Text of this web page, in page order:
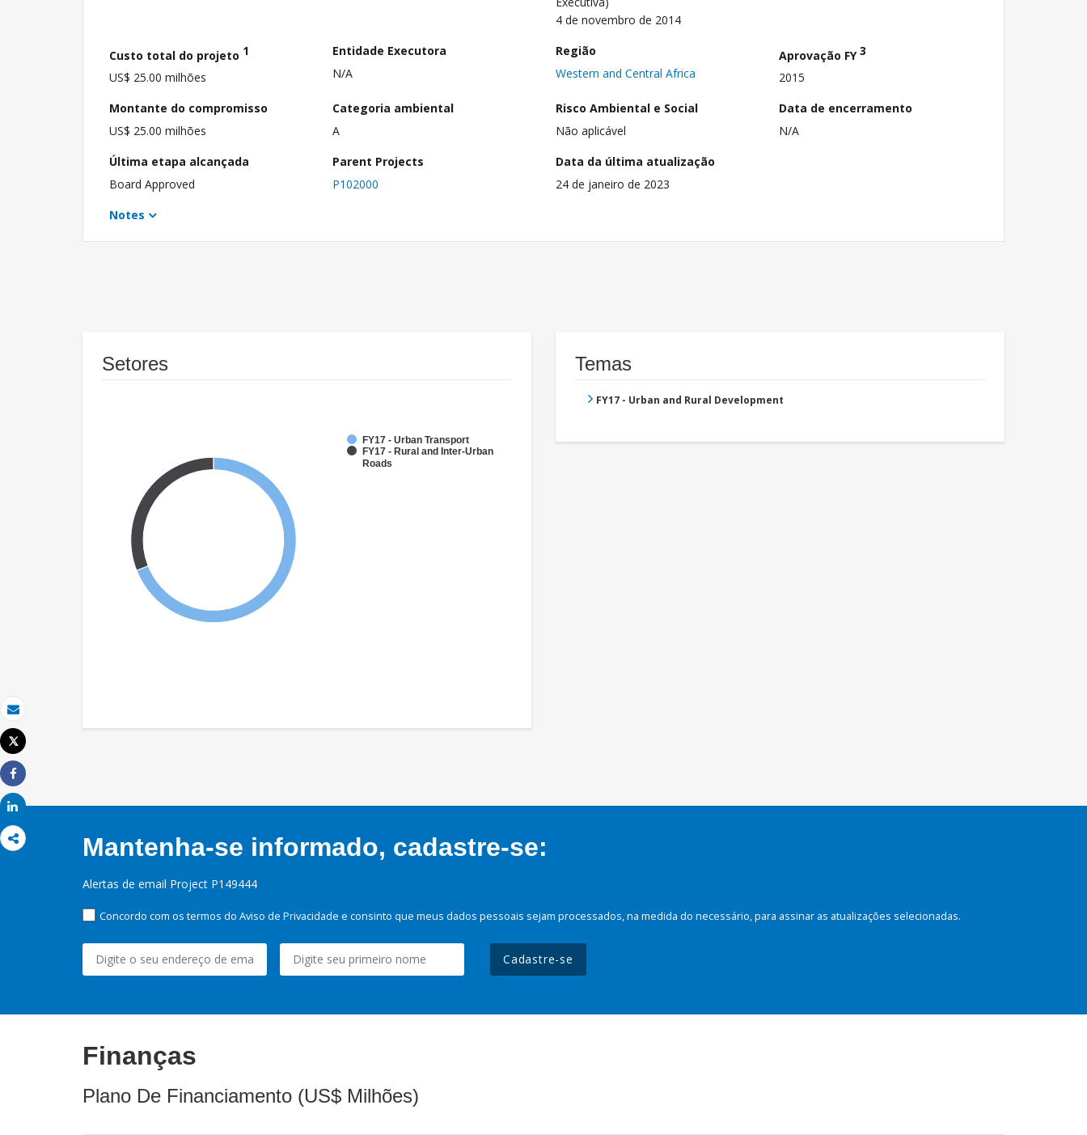
Email
Imprimir
Tweet
Share
Share
4 de novembro de 2014
Custo total do projeto 1
US$ 25.00 milhões
Entidade Executora
N/A
Região
Western and Central Africa
Aprovação FY3
2015
Montante do compromisso
US$ 25.00 milhões
Categoria ambiental
A
Risco Ambiental e Social
Não aplicável
Data de encerramento
N/A
Última etapa alcançada
Board Approved
Parent Projects
P102000
Data da última atualização
24 de janeiro de 2023
Notes
Setores
FY17 - Urban Transport
FY17 - Rural and Inter-Urban
Roads
Temas
FY17 - Urban and Rural Development
Mantenha-se informado, cadastre-se:
Alertas de email Project P149444
Concordo com os termos do Aviso de Privacidade e consinto que meus dados pessoais sejam processados, na medida do necessário, para assinar as atualizações selecionadas.
Cadastre-se
Finanças
Plano De Financiamento (US$ Milhões)